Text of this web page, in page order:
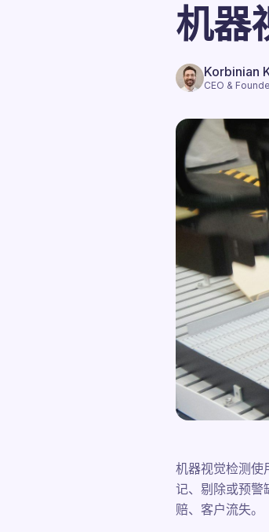
机器
Korbinian
CEO &
机器视觉检测使
记、剔除或预警
赔、客户流失。